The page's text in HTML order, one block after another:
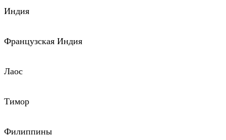
Индия
Французская Индия
Лаос
Тимор
Филиппины